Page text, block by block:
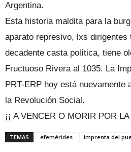
Argentina.
Esta historia maldita para la
aparato represivo, lxs dirigentes
decadente casta política, tiene
Fructuoso Rivera al 1035. La
PRT-ERP hoy está nuevamente
la Revolución Social.
¡¡ A VENCER O MORIR POR
TEMAS efemérides imprenta del